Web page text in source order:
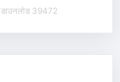
डाउनलोड 39472